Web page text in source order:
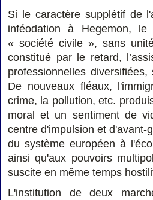
Si le caractère supplétif de
inféodation à Hegemon,
« société civile », sans
constitué par le retard,
professionnelles
De nouveaux fléaux,
crime, la pollution, etc.
moral et un sentiment de
centre d'impulsion et d'avant-
du système européen à
ainsi qu'aux pouvoirs
suscite en même temps
L'institution de deux